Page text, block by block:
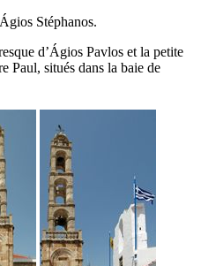
Ágios Stéphanos.
d’Ágios Pavlos et la petite
Paul, situés dans la baie de